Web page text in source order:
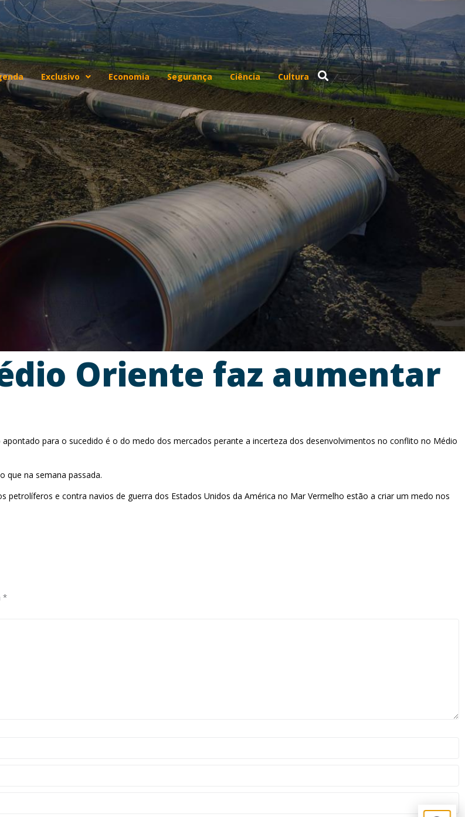
Exclusivo Economia Segurança Ciência Cultura
Oriente faz aumentar
para o sucedido é o do medo dos mercados perante a incerteza dos desenvolvimentos no conflito no Médio
que na semana passada.
petrolíferos e contra navios de guerra dos Estados Unidos da América no Mar Vermelho estão a criar um medo nos
*